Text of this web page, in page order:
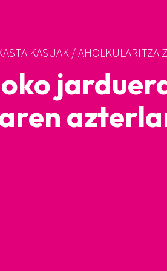
KASUAK/AHOLKULARITZA